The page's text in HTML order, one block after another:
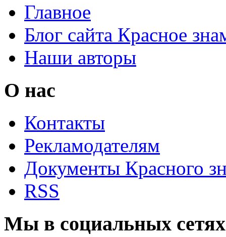
Главное
Блог сайта Красное
Наши авторы
О нас
Контакты
Рекламодателям
Документы Красного
RSS
Мы в социальных сетях